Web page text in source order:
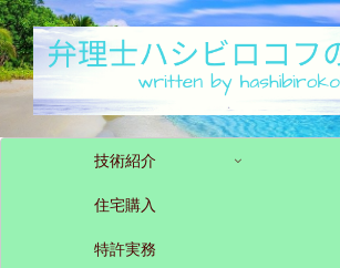
技術紹介
住宅購入
特許実務